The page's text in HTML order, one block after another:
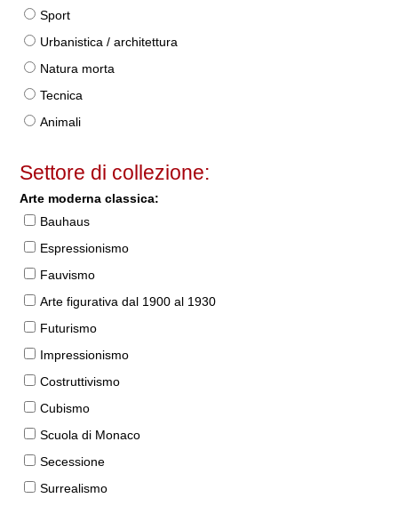
Sport
Urbanistica / architettura
Natura morta
Tecnica
Animali
Settore di collezione:
Arte moderna classica:
Bauhaus
Espressionismo
Fauvismo
Arte figurativa dal 1900 al 1930
Futurismo
Impressionismo
Costruttivismo
Cubismo
Scuola di Monaco
Secessione
Surrealismo